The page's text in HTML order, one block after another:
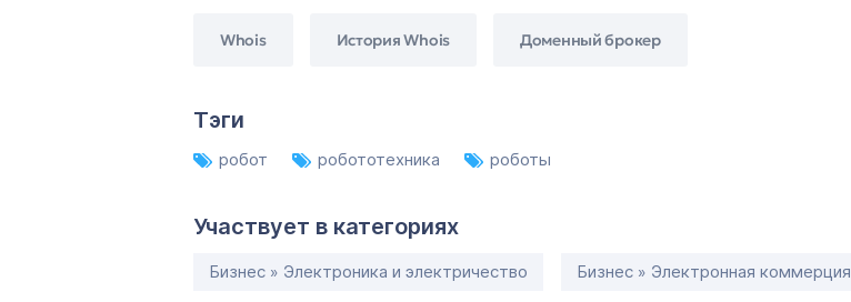
Whois История Whois Доменный брокер
Тэги
робот робототехника роботы
Участвует в категориях
Бизнес » Электроника и электричество Бизнес » Электронная коммерция